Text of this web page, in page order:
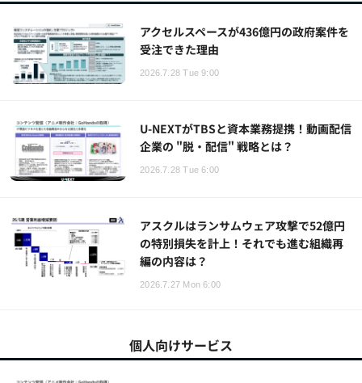
アクセルスペースが436億円の政府案件を
受注できた理由
2026.7.28 Tue 9:00
U-NEXTがTBSと資本業務提携！動画配信
企業の "脱・配信" 戦略とは？
2026.7.28 Tue 6:00
アスクルはランサムウェア攻撃で52億円
の特別損失を計上！それでも進む組織再
編の内容は？
2026.7.27 Mon 6:00
個人向けサービス